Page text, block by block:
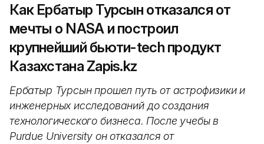
Как Ербатыр Турсын отказался от
мечты о NASA и построил
крупнейший бьюти-tech продукт
Казахстана Zapis.kz
Ербатыр Турсын прошел путь от астрофизики и
инженерных исследований до создания
технологического бизнеса. После учебы в
Purdue University он отказался от